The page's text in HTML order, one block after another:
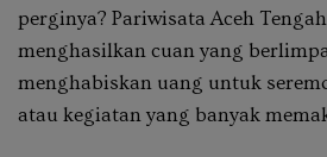
perginya? Pariwisata Aceh
menghasilkan cuan yang
menghabiskan uang untuk
atau kegiatan yang banyak